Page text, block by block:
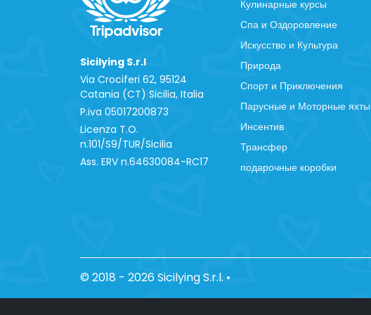
Sicilying S.r.l
Via Crociferi 62, 95124
Catania (CT) Sicilia, Italia
P.iva 0‍5017200873
Licenza T.O.
n.101/S9/TUR/Sicilia
Ass. ERV n.64630084-RC17
Кулинарные курсы
Спа и Оздоровление
Искусство и Культура
Природа
Спорт и Приключения
Парусные и Моторные яхты
Инсентив
Трансфер
подарочные коробки
© 2018 - 2026 Sicilying S.r.l. •